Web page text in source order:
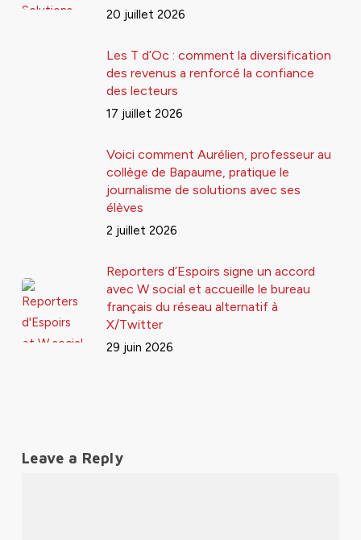
20 juillet 2026
Les T d’Oc : comment la diversification
des revenus a renforcé la confiance
des lecteurs
17 juillet 2026
Voici comment Aurélien, professeur au
collège de Bapaume, pratique le
journalisme de solutions avec ses
élèves
2 juillet 2026
Reporters d’Espoirs signe un accord
avec W social et accueille le bureau
français du réseau alternatif à
X/Twitter
29 juin 2026
Leave a Reply